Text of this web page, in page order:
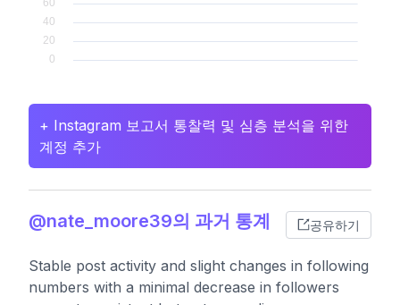
+ Instagram 보고서 통찰력 및 심층 분석을 위한
계정 추가
@nate_moore39의 과거 통계 공유하기
Stable post activity and slight changes in following
numbers with a minimal decrease in followers